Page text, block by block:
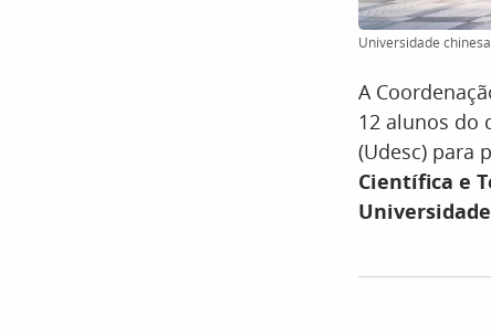
Universidade
A
12 alunos do
(Udesc) para
Científica e